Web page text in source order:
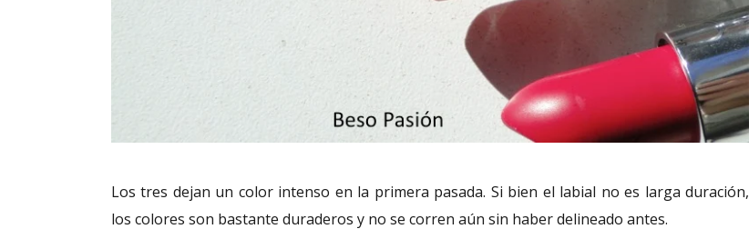
Los tres dejan un color intenso en la primera pasada. Si bien el labial no es larga duración,
los colores son bastante duraderos y no se corren aún sin haber delineado antes.